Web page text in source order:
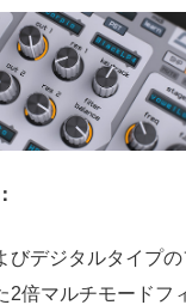
びデジタルタイプの
2倍マルチモードフ